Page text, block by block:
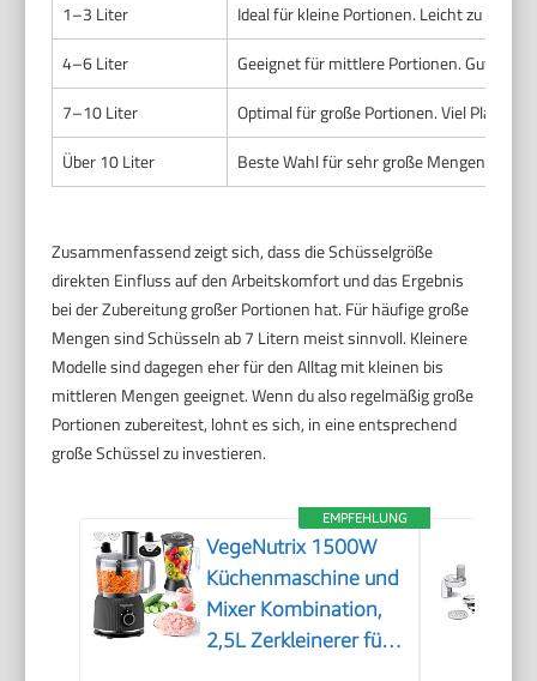
1–3 Liter
Ideal für kleine Portionen. Leicht zu
4–6 Liter
Geeignet für mittlere Portionen. Gute
7–10 Liter
Optimal für große Portionen. Viel Platz
Über 10 Liter
Beste Wahl für sehr große Mengen oder
Zusammenfassend zeigt sich, dass die Schüsselgröße
direkten Einfluss auf den Arbeitskomfort und das Ergebnis
bei der Zubereitung großer Portionen hat. Für häufige große
Mengen sind Schüsseln ab 7 Litern meist sinnvoll. Kleinere
Modelle sind dagegen eher für den Alltag mit kleinen bis
mittleren Mengen geeignet. Wenn du also regelmäßig große
Portionen zubereitest, lohnt es sich, in eine entsprechend
große Schüssel zu investieren.
EMPFEHLUNG
VegeNutrix 1500W
Küchenmaschine und
Mixer Kombination,
2,5L Zerkleinerer für